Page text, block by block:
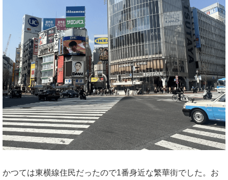
かつては東横線住民だったので1番身近な繁華街でした。お